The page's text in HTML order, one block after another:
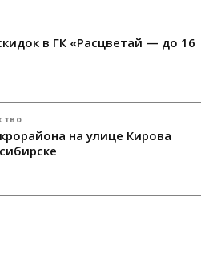
в ГК «Расцветай — до 16
на улице Кирова